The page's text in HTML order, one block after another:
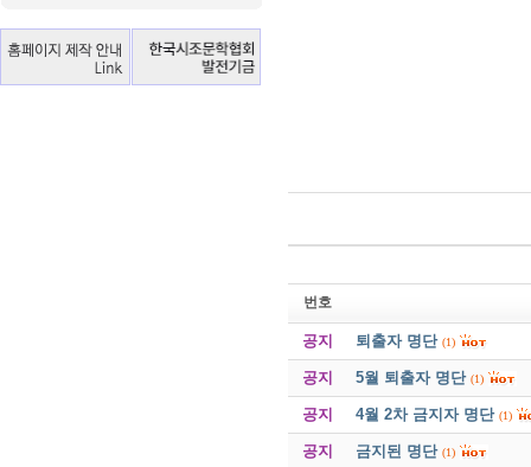
번호
공지 퇴출자 명단 (1)
공지 5월 퇴출자 명단 (1)
공지 4월 2차 금지자 명단 (1)
공지 금지된 명단 (1)